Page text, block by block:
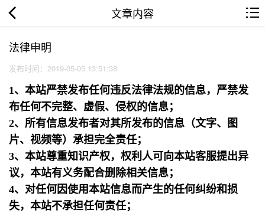
文章内容
法律申明
发布时间：2019-05-05 13:51:38
1、本站严禁发布任何违反法律法规的信息，严禁发
布任何不完整、虚假、侵权的信息；
2、所有信息发布者对其所发布的信息（文字、图
片、视频等）承担完全责任；
3、本站尊重知识产权，权利人可向本站客服提出异
议，本站有义务配合删除相关信息；
4、对任何因使用本站信息而产生的任何纠纷和损
失，本站不承担任何责任；